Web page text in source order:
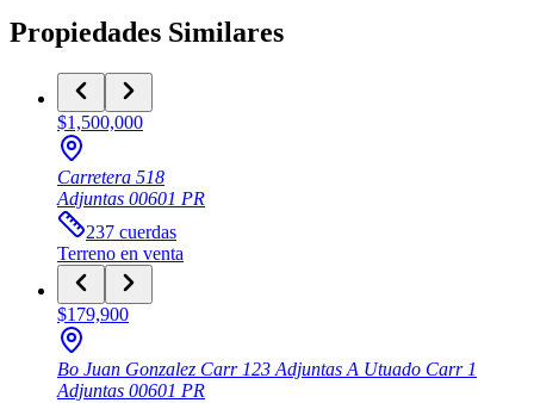
Propiedades Similares
$1,500,000
Carretera 518
Adjuntas 00601 PR
237 cuerdas
Terreno en venta
$179,900
Bo Juan Gonzalez Carr 123 Adjuntas A Utuado Carr 1
Adjuntas 00601 PR